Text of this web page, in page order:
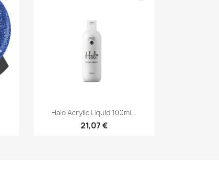
Aperçu rapide
Halo Acrylic Liquid 100ml...
21,07 €